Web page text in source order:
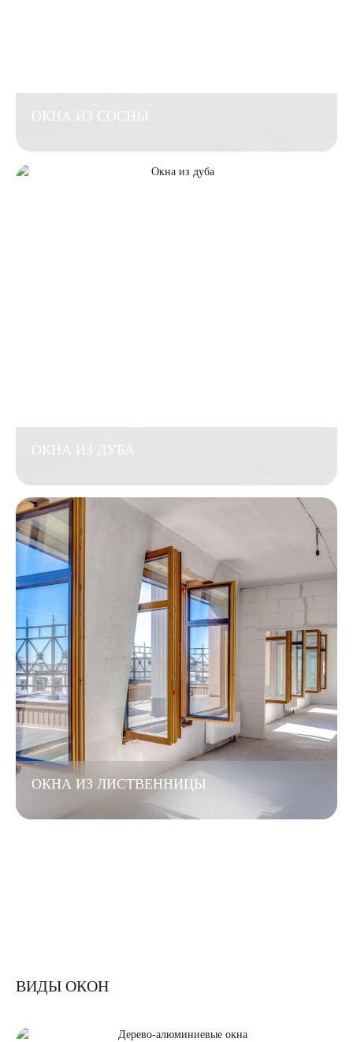
ОКНА ИЗ СОСНЫ
ОКНА ИЗ ДУБА
ОКНА ИЗ ЛИСТВЕННИЦЫ
ВИДЫ ОКОН